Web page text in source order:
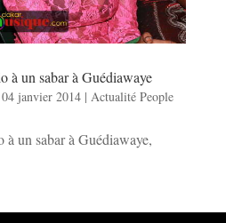
à un sabar à Guédiawaye
janvier 2014| Actualité People
un sabar à Guédiawaye,